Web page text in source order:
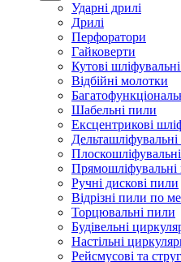
Ударні дрилі
Дрилі
Перфоратори
Гайковерти
Кутові
Відбійні молотки
Шабельні пили
Ексцентрикові
Ручні дискові пили
Відрізні пили по
Торцювальні пили
Будівельні
Настільні
Рейсмусові та